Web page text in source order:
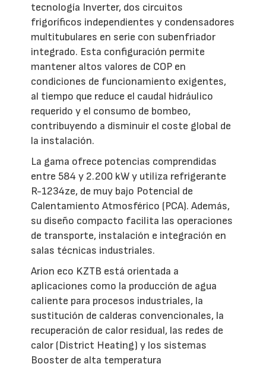
tecnología Inverter, dos circuitos
frigoríficos independientes y condensadores
multitubulares en serie con subenfriador
integrado. Esta configuración permite
mantener altos valores de COP en
condiciones de funcionamiento exigentes,
al tiempo que reduce el caudal hidráulico
requerido y el consumo de bombeo,
contribuyendo a disminuir el coste global de
la instalación.
La gama ofrece potencias comprendidas
entre 584 y 2.200 kW y utiliza refrigerante
R-1234ze, de muy bajo Potencial de
Calentamiento Atmosférico (PCA). Además,
su diseño compacto facilita las operaciones
de transporte, instalación e integración en
salas técnicas industriales.
Arion eco KZTB está orientada a
aplicaciones como la producción de agua
caliente para procesos industriales, la
sustitución de calderas convencionales, la
recuperación de calor residual, las redes de
calor (District Heating) y los sistemas
Booster de alta temperatura